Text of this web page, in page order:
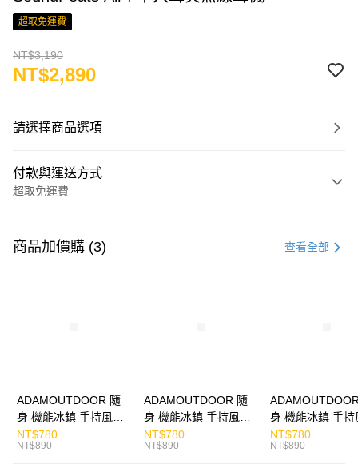
超取免運費
NT$3,190
NT$2,890
請選擇商品選項
付款與運送方式
超取免運費
信用卡一次付款
運送方式
商品加價購 (3) 查看全部
ADAMOUTDOOR 隨
身 機能冰鎮 手持風扇
掛繩
NT$780
NT$890
ADAMOUTDOOR 隨
身 機能冰鎮 手持風扇
掛繩
NT$780
NT$890
身 機能冰鎮 手持
掛繩
NT$780
NT$890